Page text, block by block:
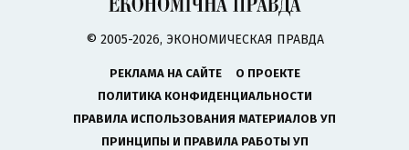
© 2005-2026, ЭКОНОМИЧЕСКАЯ ПРАВДА
РЕКЛАМА НА САЙТЕ
О ПРОЕКТЕ
ПОЛИТИКА КОНФИДЕНЦИАЛЬНОСТИ
ПРАВИЛА ИСПОЛЬЗОВАНИЯ МАТЕРИАЛОВ УП
ПРИНЦИПЫ И ПРАВИЛА РАБОТЫ УП